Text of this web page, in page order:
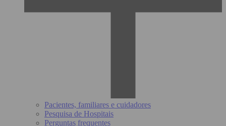
Pacientes, familiares e cuidadores
Pesquisa de Hospitais
Perguntas frequentes